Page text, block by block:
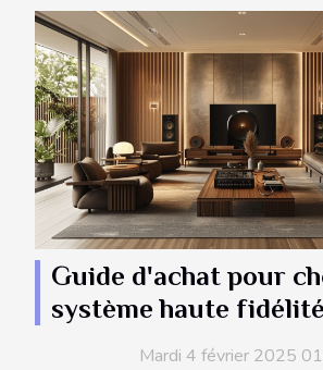
Guide d'achat pour
système haute
Mardi 4 février 2025